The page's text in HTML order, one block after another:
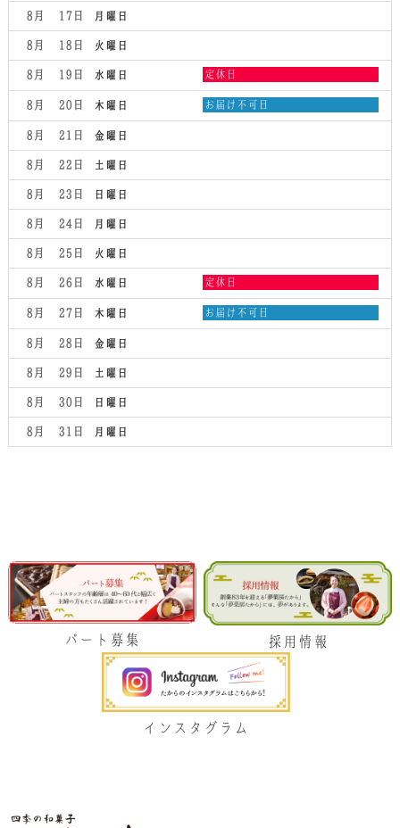
月曜日
8月 17
火曜日
8月 18
水曜日
8月 19
水
日,
8
2026
定休日
木曜日
8月 20
木
2026
お届け不可日
金曜日
8月 21
土曜日
8月 22
日曜日
8月 23
月曜日
8月 24
火曜日
8月 25
水曜日
8月 26
水
日,
8
2026
定休日
木曜日
8月 27
木
2026
お届け不可日
金曜日
8月 28
土曜日
8月 29
日曜日
8月 30
月曜日
8月 31
パート募集 採用情報
インスタグラム